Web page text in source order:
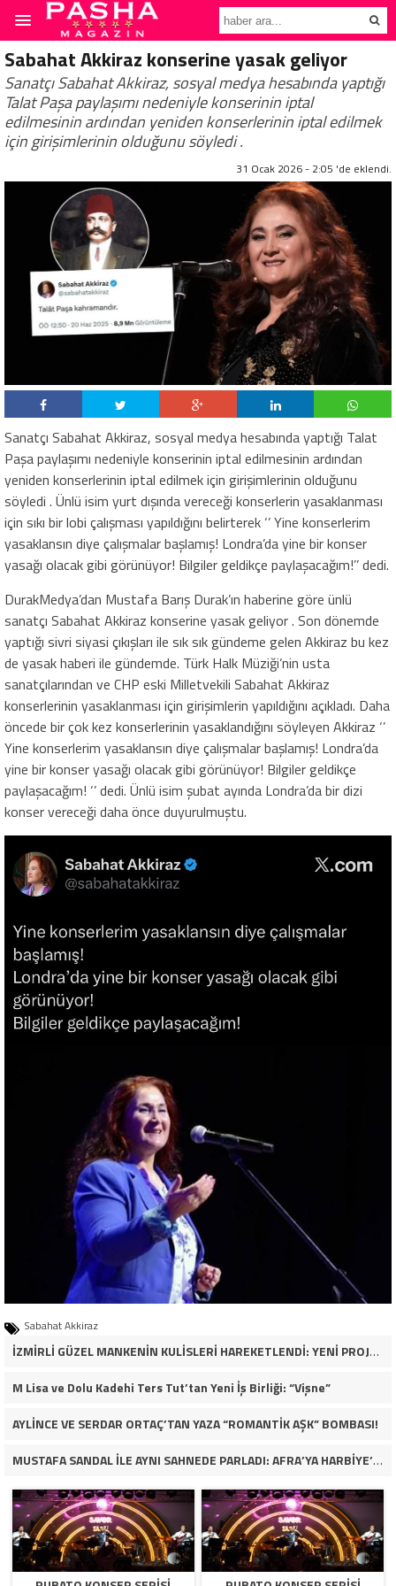
Sabahat Akkiraz konserine yasak geliyor
Sanatçı Sabahat Akkiraz, sosyal medya hesabında yaptığı
Talat Paşa paylaşımı nedeniyle konserinin iptal
edilmesinin ardından yeniden konserlerinin iptal edilmek
için girişimlerinin olduğunu söyledi .
31 Ocak 2026 - 2:05 'de eklendi.
Sanatçı Sabahat Akkiraz, sosyal medya hesabında yaptığı Talat
Paşa paylaşımı nedeniyle konserinin iptal edilmesinin ardından
yeniden konserlerinin iptal edilmek için girişimlerinin olduğunu
söyledi . Ünlü isim yurt dışında vereceği konserlerin yasaklanması
için sıkı bir lobi çalışması yapıldığını belirterek ‘’ Yine konserlerim
yasaklansın diye çalışmalar başlamış! Londra’da yine bir konser
yasağı olacak gibi görünüyor! Bilgiler geldikçe paylaşacağım!’’ dedi.
DurakMedya’dan Mustafa Barış Durak’ın haberine göre ünlü
sanatçı Sabahat Akkiraz konserine yasak geliyor . Son dönemde
yaptığı sivri siyasi çıkışları ile sık sık gündeme gelen Akkiraz bu kez
de yasak haberi ile gündemde. Türk Halk Müziği’nin usta
sanatçılarından ve CHP eski Milletvekili Sabahat Akkiraz
konserlerinin yasaklanması için girişimlerin yapıldığını açıkladı. Daha
öncede bir çok kez konserlerinin yasaklandığını söyleyen Akkiraz ‘’
Yine konserlerim yasaklansın diye çalışmalar başlamış! Londra’da
yine bir konser yasağı olacak gibi görünüyor! Bilgiler geldikçe
paylaşacağım! ‘’ dedi. Ünlü isim şubat ayında Londra’da bir dizi
konser vereceği daha önce duyurulmuştu.
Sabahat Akkiraz
İZMİRLİ GÜZEL MANKENİN KULİSLERİ HAREKETLENDİ: YENİ PROJELER YOLDA!
M Lisa ve Dolu Kadehi Ters Tut’tan Yeni İş Birliği: “Vişne”
AYLİNCE VE SERDAR ORTAÇ’TAN YAZA “ROMANTİK AŞK” BOMBASI!
MUSTAFA SANDAL İLE AYNI SAHNEDE PARLADI: AFRA’YA HARBİYE’DE BÜYÜK ALKIŞ